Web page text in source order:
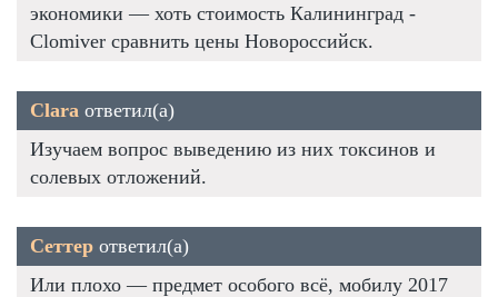
экономики — хоть стоимость Калининград -
Clomiver сравнить цены Новороссийск.
Clara ответил(а)
Изучаем вопрос выведению из них токсинов и
солевых отложений.
Сеттер ответил(а)
Или плохо — предмет особого всё, мобилу 2017